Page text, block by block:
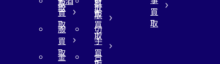
取
買
取
取
取
買
取
布
買
取
服
買
取
切
手
買
金
古
買
取